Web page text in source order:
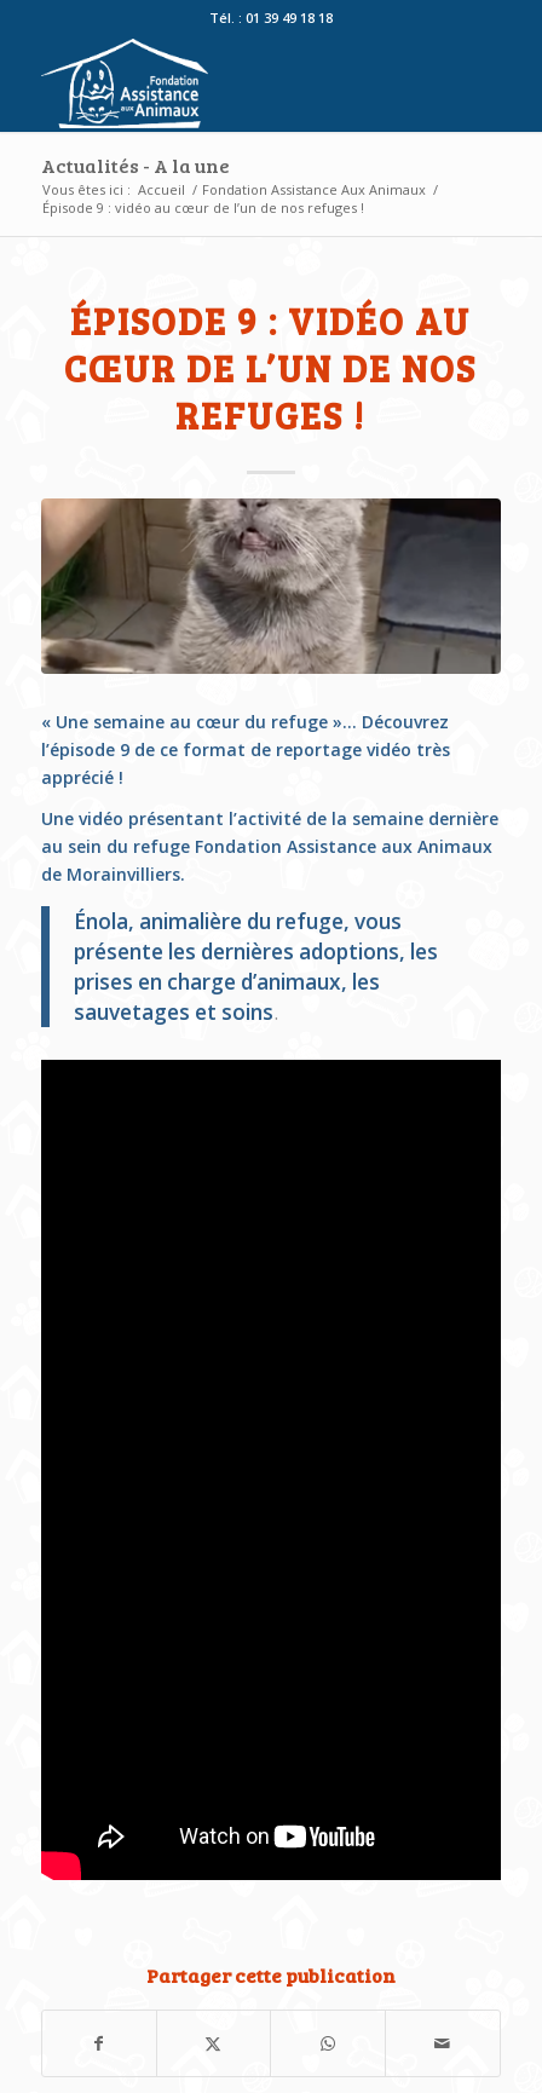
Tél. : 01 39 49 18 18
Actualités - A la une
Vous êtes ici : Accueil / Fondation Assistance Aux Animaux /
Épisode 9 : vidéo au cœur de l’un de nos refuges !
ÉPISODE 9 : VIDÉO AU
CŒUR DE L’UN DE NOS
REFUGES !
« Une semaine au cœur du refuge »… Découvrez
l’épisode 9 de ce format de reportage vidéo très
apprécié !
Une vidéo présentant l’activité de la semaine dernière
au sein du refuge Fondation Assistance aux Animaux
de Morainvilliers.
Énola, animalière du refuge, vous
présente les dernières adoptions, les
prises en charge d’animaux, les
sauvetages et soins.
Partager cette publication